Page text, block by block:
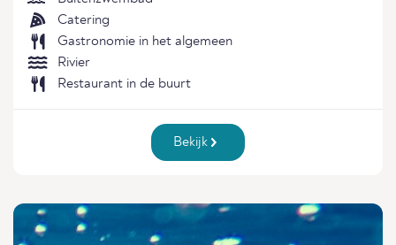
Catering
Gastronomie in het algemeen
Rivier
Restaurant in de buurt
Bekijk